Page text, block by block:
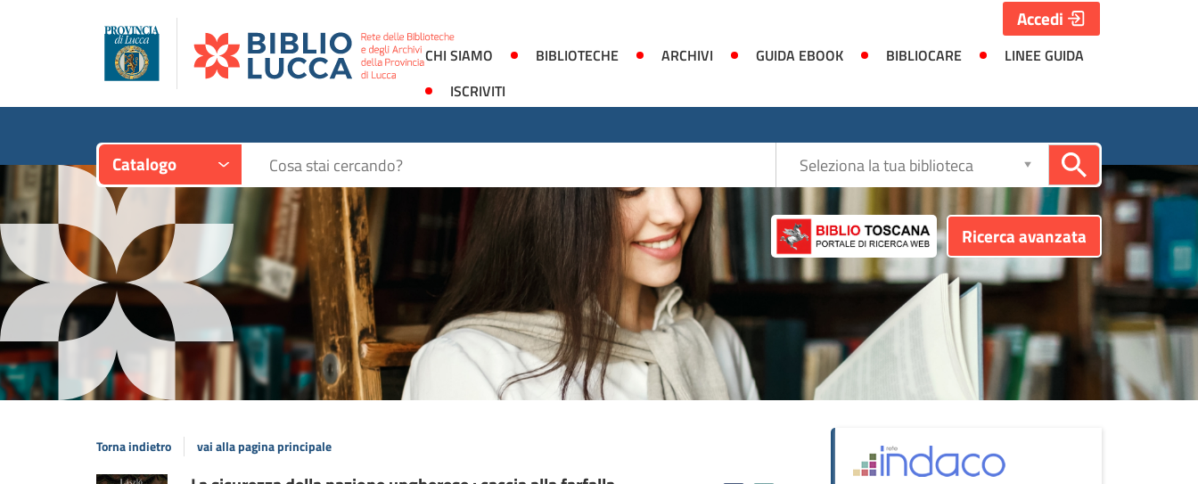
CHI SIAMO BIBLIOTECHE ARCHIVI GUIDA EBOOK BIBLIOCARE
LINEE GUIDA
ISCRIVITI
Accedi
Catalogo Cerca su "Catalogo"
Ricerca avanzata
Seleziona
la
Torna indietro vai alla pagina principale